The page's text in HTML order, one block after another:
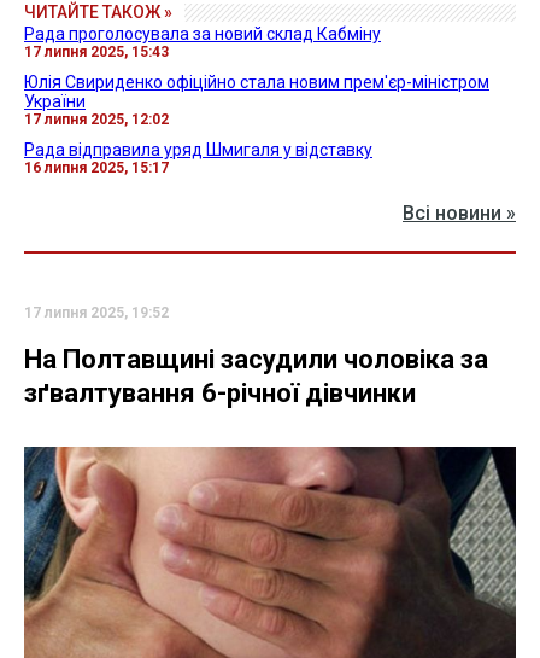
ЧИТАЙТЕ ТАКОЖ »
Рада проголосувала за новий склад Кабміну
17 липня 2025, 15:43
Юлія Свириденко офіційно стала новим прем'єр-міністром
України
17 липня 2025, 12:02
Рада відправила уряд Шмигаля у відставку
16 липня 2025, 15:17
Всі новини »
17 липня 2025, 19:52
На Полтавщині засудили чоловіка за
зґвалтування 6-річної дівчинки